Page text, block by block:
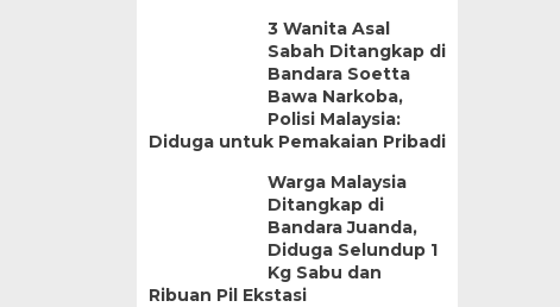
3 Wanita Asal
Sabah Ditangkap di
Bandara Soetta
Bawa Narkoba,
Polisi Malaysia:
Diduga untuk Pemakaian Pribadi
Warga Malaysia
Ditangkap di
Bandara Juanda,
Diduga Selundup 1
Kg Sabu dan
Ribuan Pil Ekstasi